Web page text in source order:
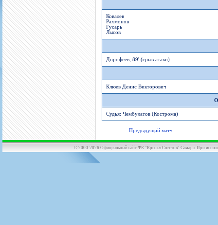
Ковалев
Рахмонов
Гусарь
Лысов
Дорофеев, 89' (срыв атаки)
Клюев Денис Викторович
Судья: Чембулатов (Кострома)
Предыдущий матч
© 2000-2026 Официальный сайт ФК "Крылья Советов" Самара. При